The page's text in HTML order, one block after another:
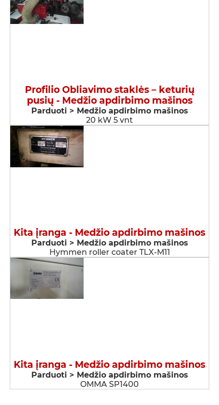
Profilio Obliavimo staklės – keturių
pusių - Medžio apdirbimo mašinos
Parduoti > Medžio apdirbimo mašinos
20 kW 5 vnt
Kita įranga - Medžio apdirbimo mašinos
Parduoti > Medžio apdirbimo mašinos
Hymmen roller coater TLX-M11
Kita įranga - Medžio apdirbimo mašinos
Parduoti > Medžio apdirbimo mašinos
OMMA SP1400